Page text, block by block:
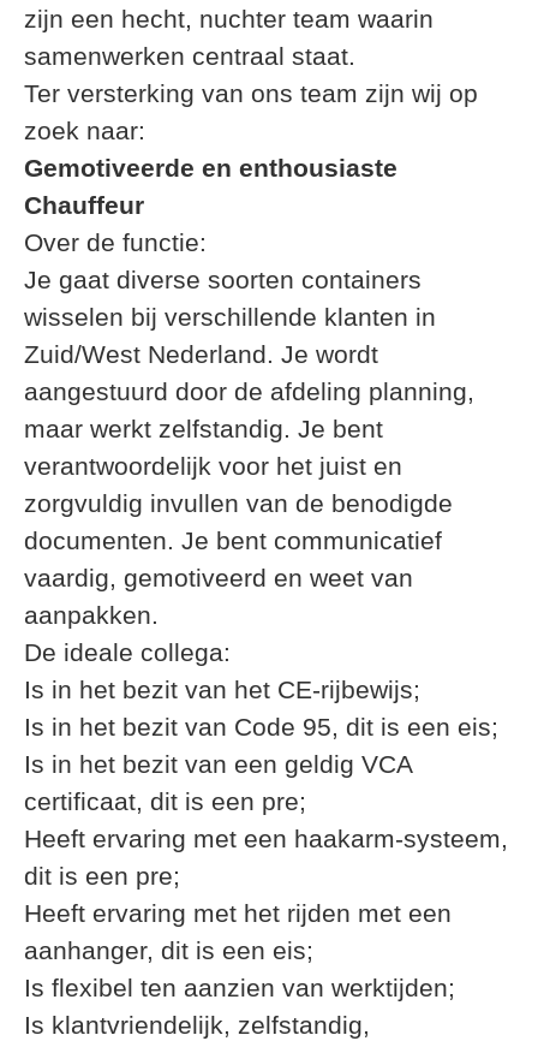
zijn een hecht, nuchter team waarin
samenwerken centraal staat.
Ter versterking van ons team zijn wij op
zoek naar:
Gemotiveerde en enthousiaste
Chauffeur
Over de functie:
Je gaat diverse soorten containers
wisselen bij verschillende klanten in
Zuid/West Nederland. Je wordt
aangestuurd door de afdeling planning,
maar werkt zelfstandig. Je bent
verantwoordelijk voor het juist en
zorgvuldig invullen van de benodigde
documenten. Je bent communicatief
vaardig, gemotiveerd en weet van
aanpakken.
De ideale collega:
Is in het bezit van het CE-rijbewijs;
Is in het bezit van Code 95, dit is een eis;
Is in het bezit van een geldig VCA
certificaat, dit is een pre;
Heeft ervaring met een haakarm-systeem,
dit is een pre;
Heeft ervaring met het rijden met een
aanhanger, dit is een eis;
Is flexibel ten aanzien van werktijden;
Is klantvriendelijk, zelfstandig,